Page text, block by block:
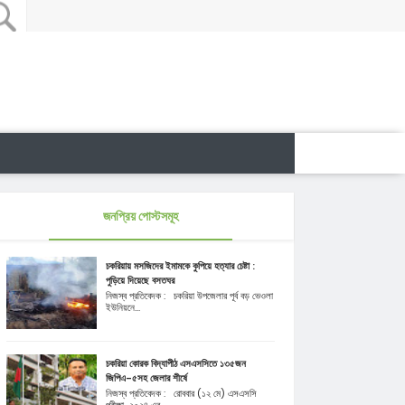
জনপ্রিয় পোস্টসমূহ
চকরিয়ায় মসজিদের ইমামকে কুপিয়ে হত্যার চেষ্টা :
পুড়িয়ে দিয়েছে বসতঘর
নিজস্ব প্রতিবেদক : চকরিয়া উপজেলার পূর্ব বড় ভেওলা
ইউনিয়নে...
চকরিয়া কোরক বিদ্যাপীঠ এসএসসিতে ১৩৫জন
জিপিএ-৫সহ জেলার শীর্ষে
নিজস্ব প্রতিবেদক : রোববার (১২ মে) এসএসসি